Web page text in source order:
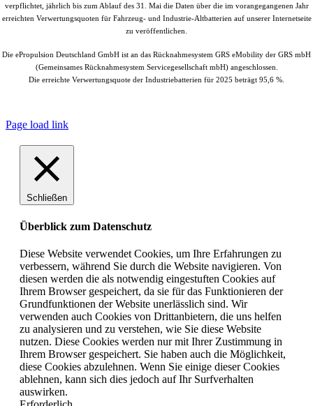
verpflichtet, jährlich bis zum Ablauf des 31. Mai die Daten über die im vorangegangenen Jahr
erreichten Verwertungsquoten für Fahrzeug- und Industrie-Altbatterien auf unserer Internetseite
zu veröffentlichen.
Die ePropulsion Deutschland GmbH ist an das Rücknahmesystem GRS eMobility der GRS mbH
(Gemeinsames Rücknahmesystem Servicegesellschaft mbH) angeschlossen.
Die erreichte Verwertungsquote der Industriebatterien für 2025 beträgt 95,6 %.
Page load link
Schließen
Überblick zum Datenschutz
Diese Website verwendet Cookies, um Ihre Erfahrungen zu
verbessern, während Sie durch die Website navigieren. Von
diesen werden die als notwendig eingestuften Cookies auf
Ihrem Browser gespeichert, da sie für das Funktionieren der
Grundfunktionen der Website unerlässlich sind. Wir
verwenden auch Cookies von Drittanbietern, die uns helfen
zu analysieren und zu verstehen, wie Sie diese Website
nutzen. Diese Cookies werden nur mit Ihrer Zustimmung in
Ihrem Browser gespeichert. Sie haben auch die Möglichkeit,
diese Cookies abzulehnen. Wenn Sie einige dieser Cookies
ablehnen, kann sich dies jedoch auf Ihr Surfverhalten
auswirken.